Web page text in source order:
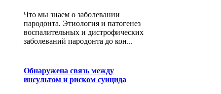
Что мы знаем о заболевании
пародонта. Этиология и патогенез
воспалительных и дистрофических
заболеваний пародонта до кон...
Обнаружена связь между
инсультом и риском суицида